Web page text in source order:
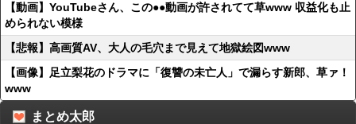
【動画】YouTubeさん、この●●動画が許されてて草www 収益化も止
められない模様
【悲報】高画質AV、大人の毛穴まで見えて地獄絵図www
【画像】足立梨花のドラマに「復讐の未亡人」で漏らす新郎、草ァ！
www
まとめ太郎